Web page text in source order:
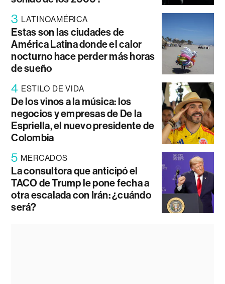
3 LATINOAMÉRICA
Estas son las ciudades de
América Latina donde el calor
nocturno hace perder más horas
de sueño
4 ESTILO DE VIDA
De los vinos a la música: los
negocios y empresas de De la
Espriella, el nuevo presidente de
Colombia
5 MERCADOS
La consultora que anticipó el
TACO de Trump le pone fecha a
otra escalada con Irán: ¿cuándo
será?